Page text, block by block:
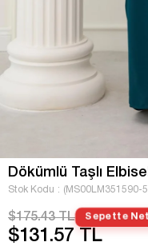
Dökümlü Taşlı
Stok Kodu (MS00LM351590-
$175.43 TL Sepette
$131.57 TL